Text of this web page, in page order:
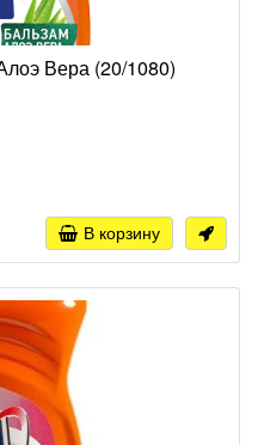
Вера (20/1080)
В корзину